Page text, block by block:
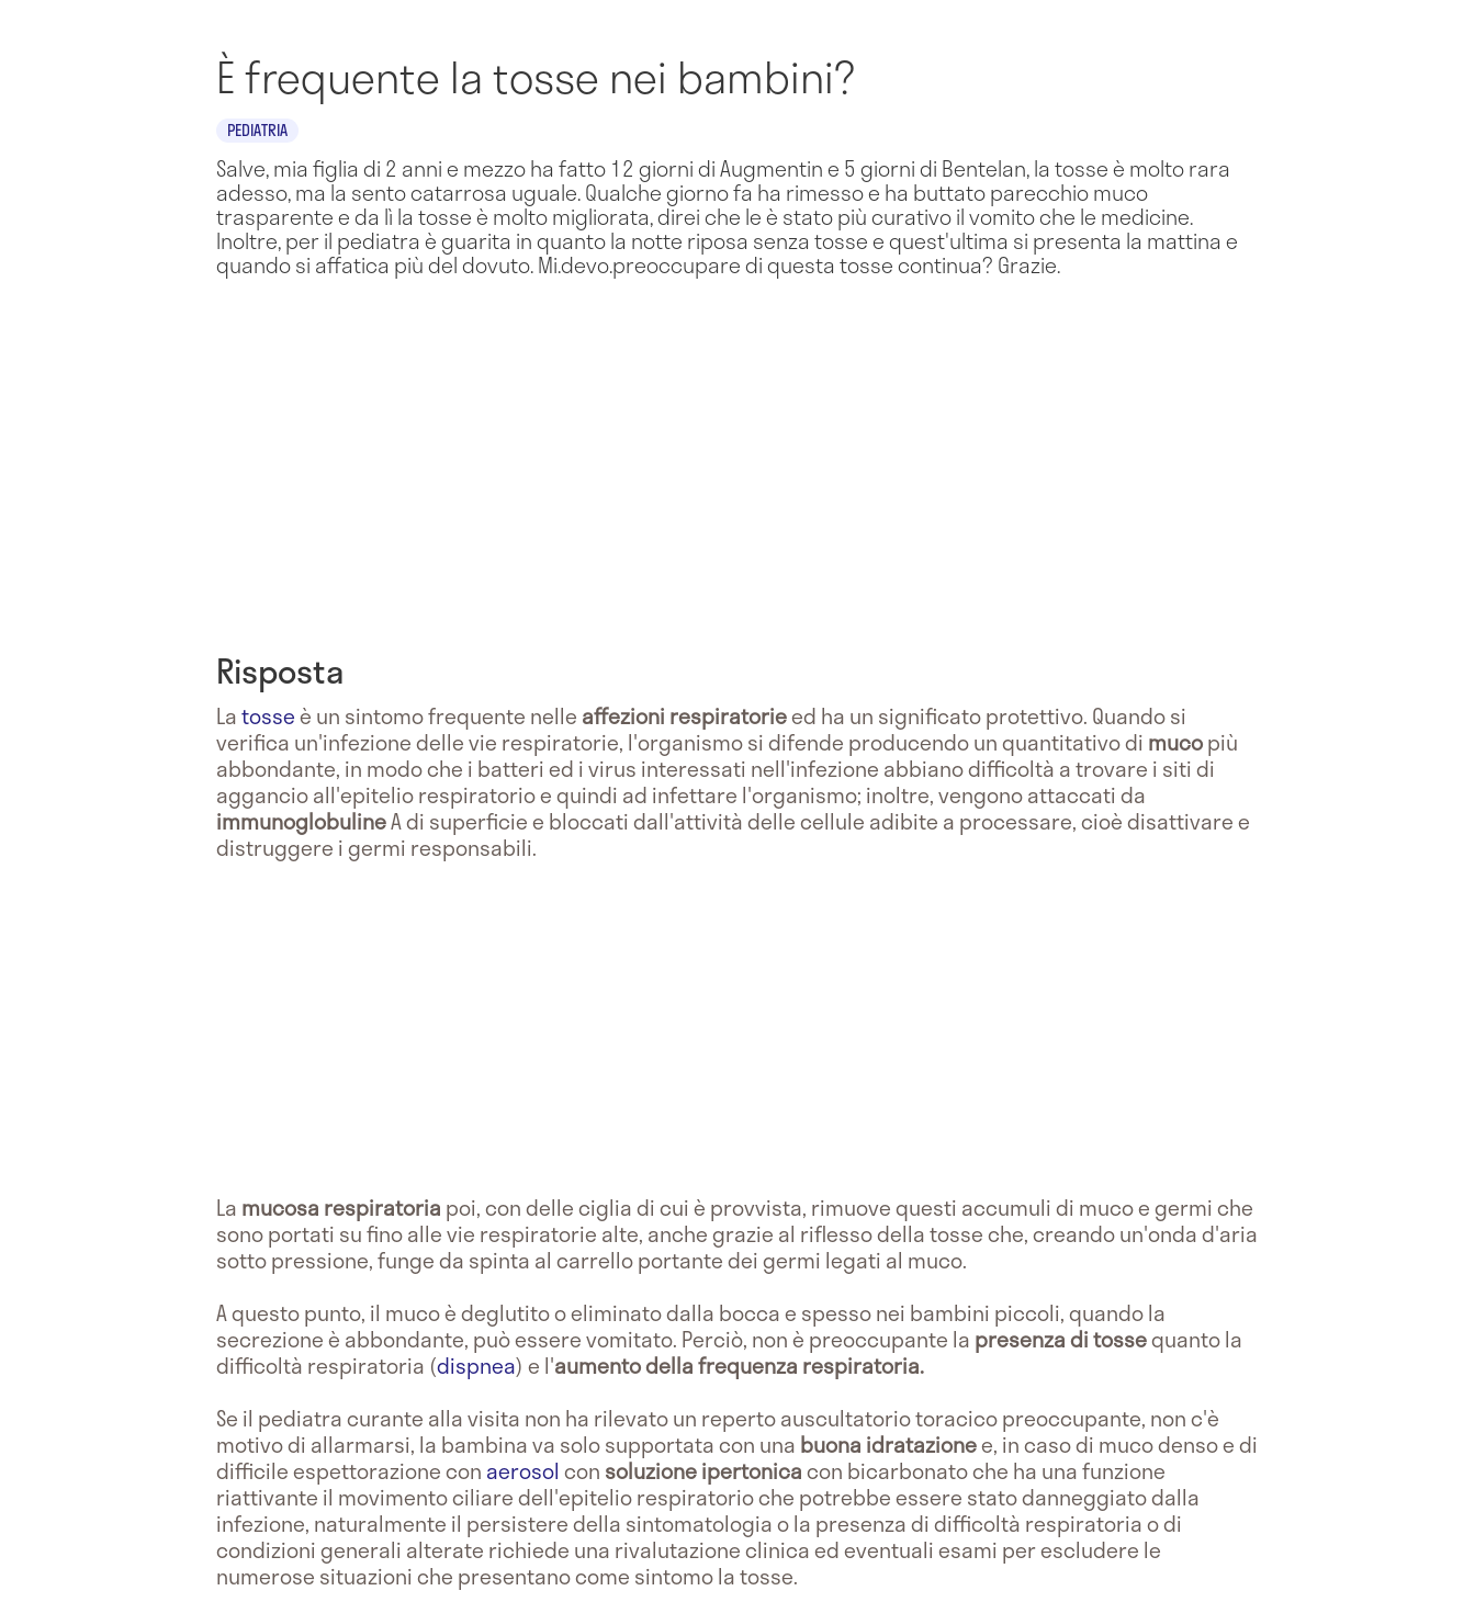
È frequente la tosse nei bambini?
PEDIATRIA
Salve, mia figlia di 2 anni e mezzo ha fatto 12 giorni di Augmentin e 5 giorni di Bentelan, la tosse è molto rara
adesso, ma la sento catarrosa uguale. Qualche giorno fa ha rimesso e ha buttato parecchio muco
trasparente e da lì la tosse è molto migliorata, direi che le è stato più curativo il vomito che le medicine.
Inoltre, per il pediatra è guarita in quanto la notte riposa senza tosse e quest'ultima si presenta la mattina e
quando si affatica più del dovuto. Mi.devo.preoccupare di questa tosse continua? Grazie.
Risposta
Latosseè un sintomo frequente nelle affezioni respiratorieed ha un significato protettivo. Quando si
verifica un'infezione delle vie respiratorie, l'organismo si difende producendo un quantitativo di mucopiù
abbondante, in modo che i batteri ed i virus interessati nell'infezione abbiano difficoltà a trovare i siti di
aggancio all'epitelio respiratorio e quindi ad infettare l'organismo; inoltre, vengono attaccati da
immunoglobulineA di superficie e bloccati dall'attività delle cellule adibite a processare, cioè disattivare e
distruggere i germi responsabili.
La mucosa respiratoria poi, con delle ciglia di cui è provvista, rimuove questi accumuli di muco e germi che
sono portati su fino alle vie respiratorie alte, anche grazie al riflesso della tosse che, creando un'onda d'aria
sotto pressione, funge da spinta al carrello portante dei germi legati al muco.
A questo punto, il muco è deglutito o eliminato dalla bocca e spesso nei bambini piccoli, quando la
secrezione è abbondante, può essere vomitato. Perciò, non è preoccupante la presenza di tossequanto la
difficoltà respiratoria (dispnea) e l'aumento della frequenza respiratoria.
Se il pediatra curante alla visita non ha rilevato un reperto auscultatorio toracico preoccupante, non c'è
motivo di allarmarsi, la bambina va solo supportata con una buona idratazionee, in caso di muco denso e di
difficile espettorazione con aerosol con soluzioneipertonicacon bicarbonato che ha una funzione
riattivante il movimento ciliare dell'epitelio respiratorio che potrebbe essere stato danneggiato dalla
infezione, naturalmente il persistere della sintomatologia o la presenza di difficoltà respiratoria o di
condizioni generali alterate richiede una rivalutazione clinica ed eventuali esami per escludere le
numerose situazioni che presentano come sintomo la tosse.